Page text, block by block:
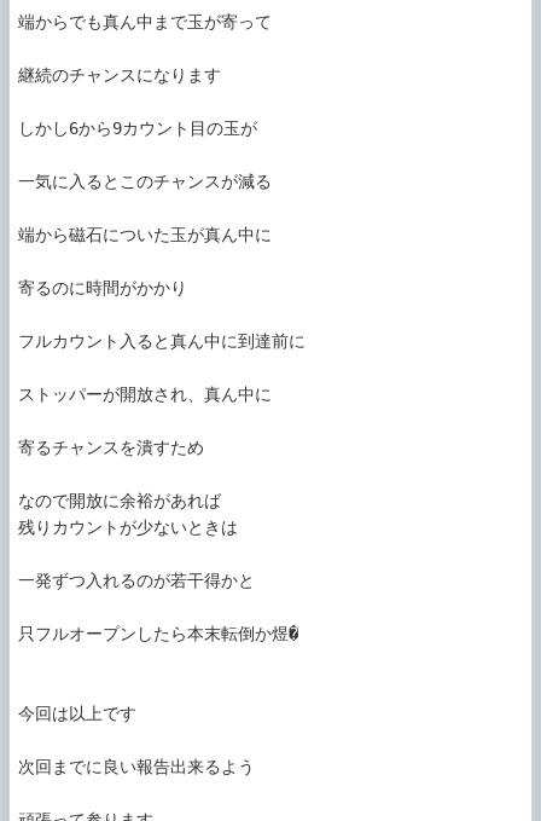
端からでも真ん中まで玉が寄って
継続のチャンスになります
しかし6から9カウント目の玉が
一気に入るとこのチャンスが減る
端から磁石についた玉が真ん中に
寄るのに時間がかかり
フルカウント入ると真ん中に到達前に
ストッパーが開放され、真ん中に
寄るチャンスを潰すため
なので開放に余裕があれば
残りカウントが少ないときは
一発ずつ入れるのが若干得かと
只フルオープンしたら本末転倒か煜�
今回は以上です
次回までに良い報告出来るよう